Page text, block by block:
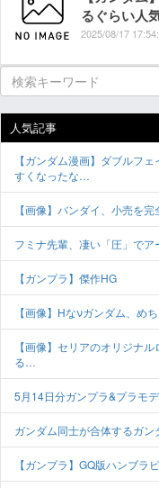
るぐらい人
2025/08/17 17:54:
人気記事
【ガンダム漫画】ダブルフ
すくなったな…
【画像】バンダイ、小売を
フミナ先輩、凄い「圧」でア
【ガンプラ】傑作HG
【画像】Hなνガンダム、め
【画像】セリアのオリジナ
る…
5月14日分ガンプラ&プラモ
ガンダム同士が合体するガ
【ガンプラ】GQ版ハンブ